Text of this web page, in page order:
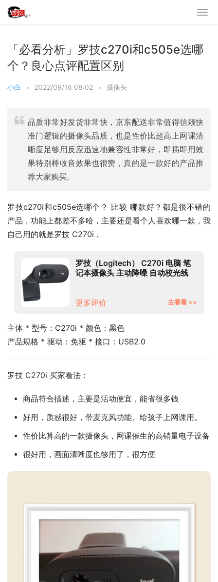
「必看分析」罗技c270i和c505e选哪
个？良心点评配置区别
小白 • 2022/09/16 08:02 • 摄像头
品质非常好发货非常快，京东配送非常值得信赖快
准门逻辑的摄像头品质，也是性价比超高上网课清
晰度足够用反应迅速地兼容性非常好，即插即用效
果特别棒收音效果也很赞，真的是一款好的产品推
荐大家购买。
罗技c270i和c505e选哪个？ 比较 哪款好？都是很不错的
产品，功能上都差不多哈，主要还是看个人喜欢哪一款，我
自己用的就是罗技 C270i，
罗技（Logitech） C270i 电脑 笔
记本摄像头 主动降噪 自动校光线
更多评价 去看看 >>
主体 * 型号：C270i * 颜色：黑色
产品规格 * 驱动：免驱 * 接口：USB2.0
罗技 C270i 买家看法：
商品符合描述，主要是活动便宜，能省很多钱
好用，质感很好，带麦克风功能。给孩子上网课用。
性价比算高的一款摄像头，网课催生的高销量电子设备
很好用，画面清晰度也够用了，很方便